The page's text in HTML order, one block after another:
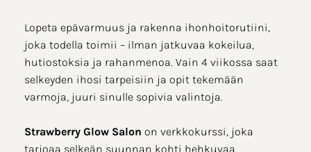
Lopeta epävarmuus ja rakenna ihonhoitorutiini,
joka todella toimii – ilman jatkuvaa kokeilua,
hutiostoksia ja rahanmenoa. Vain 4 viikossa saat
selkeyden ihosi tarpeisiin ja opit tekemään
varmoja, juuri sinulle sopivia valintoja.
Strawberry Glow Salon on verkkokurssi, joka
tarjoaa selkeän suunnan kohti hehkuvaa,